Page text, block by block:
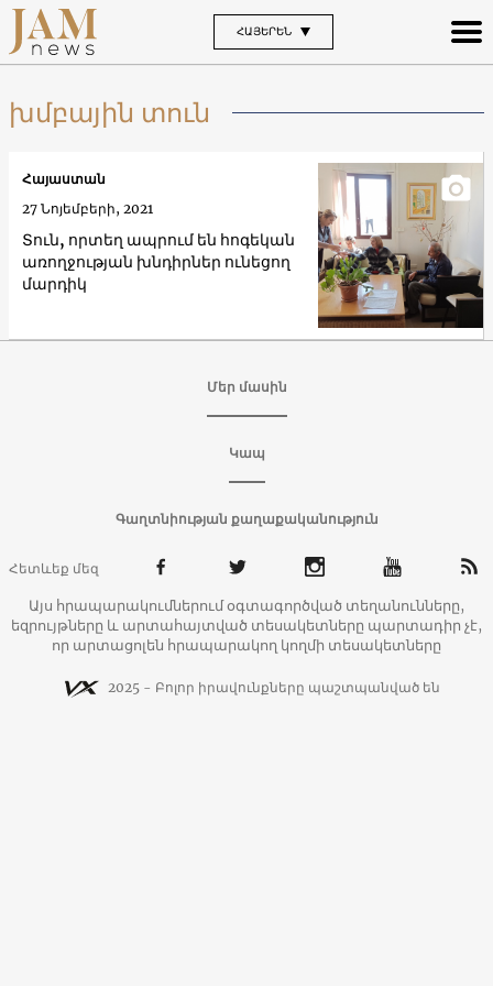
ՀԱՅԵՐԵՆ
խմբային տուն
Տուն, որտեղ ապրում են հոգեկան
առողջության խնդիրներ ունեցող
մարդիկ
Հայաստան
27 Նոյեմբերի, 2021
Մեր մասին
Կապ
Գաղտնիության քաղաքականություն
Հետևեք մեզ
Այս հրապարակումներում օգտագործված տեղանունները,
եզրույթները և արտահայտված տեսակետները պարտադիր չէ,
որ արտացոլեն հրապարակող կողմի տեսակետները
2025 - Բոլոր իրավունքները պաշտպանված են